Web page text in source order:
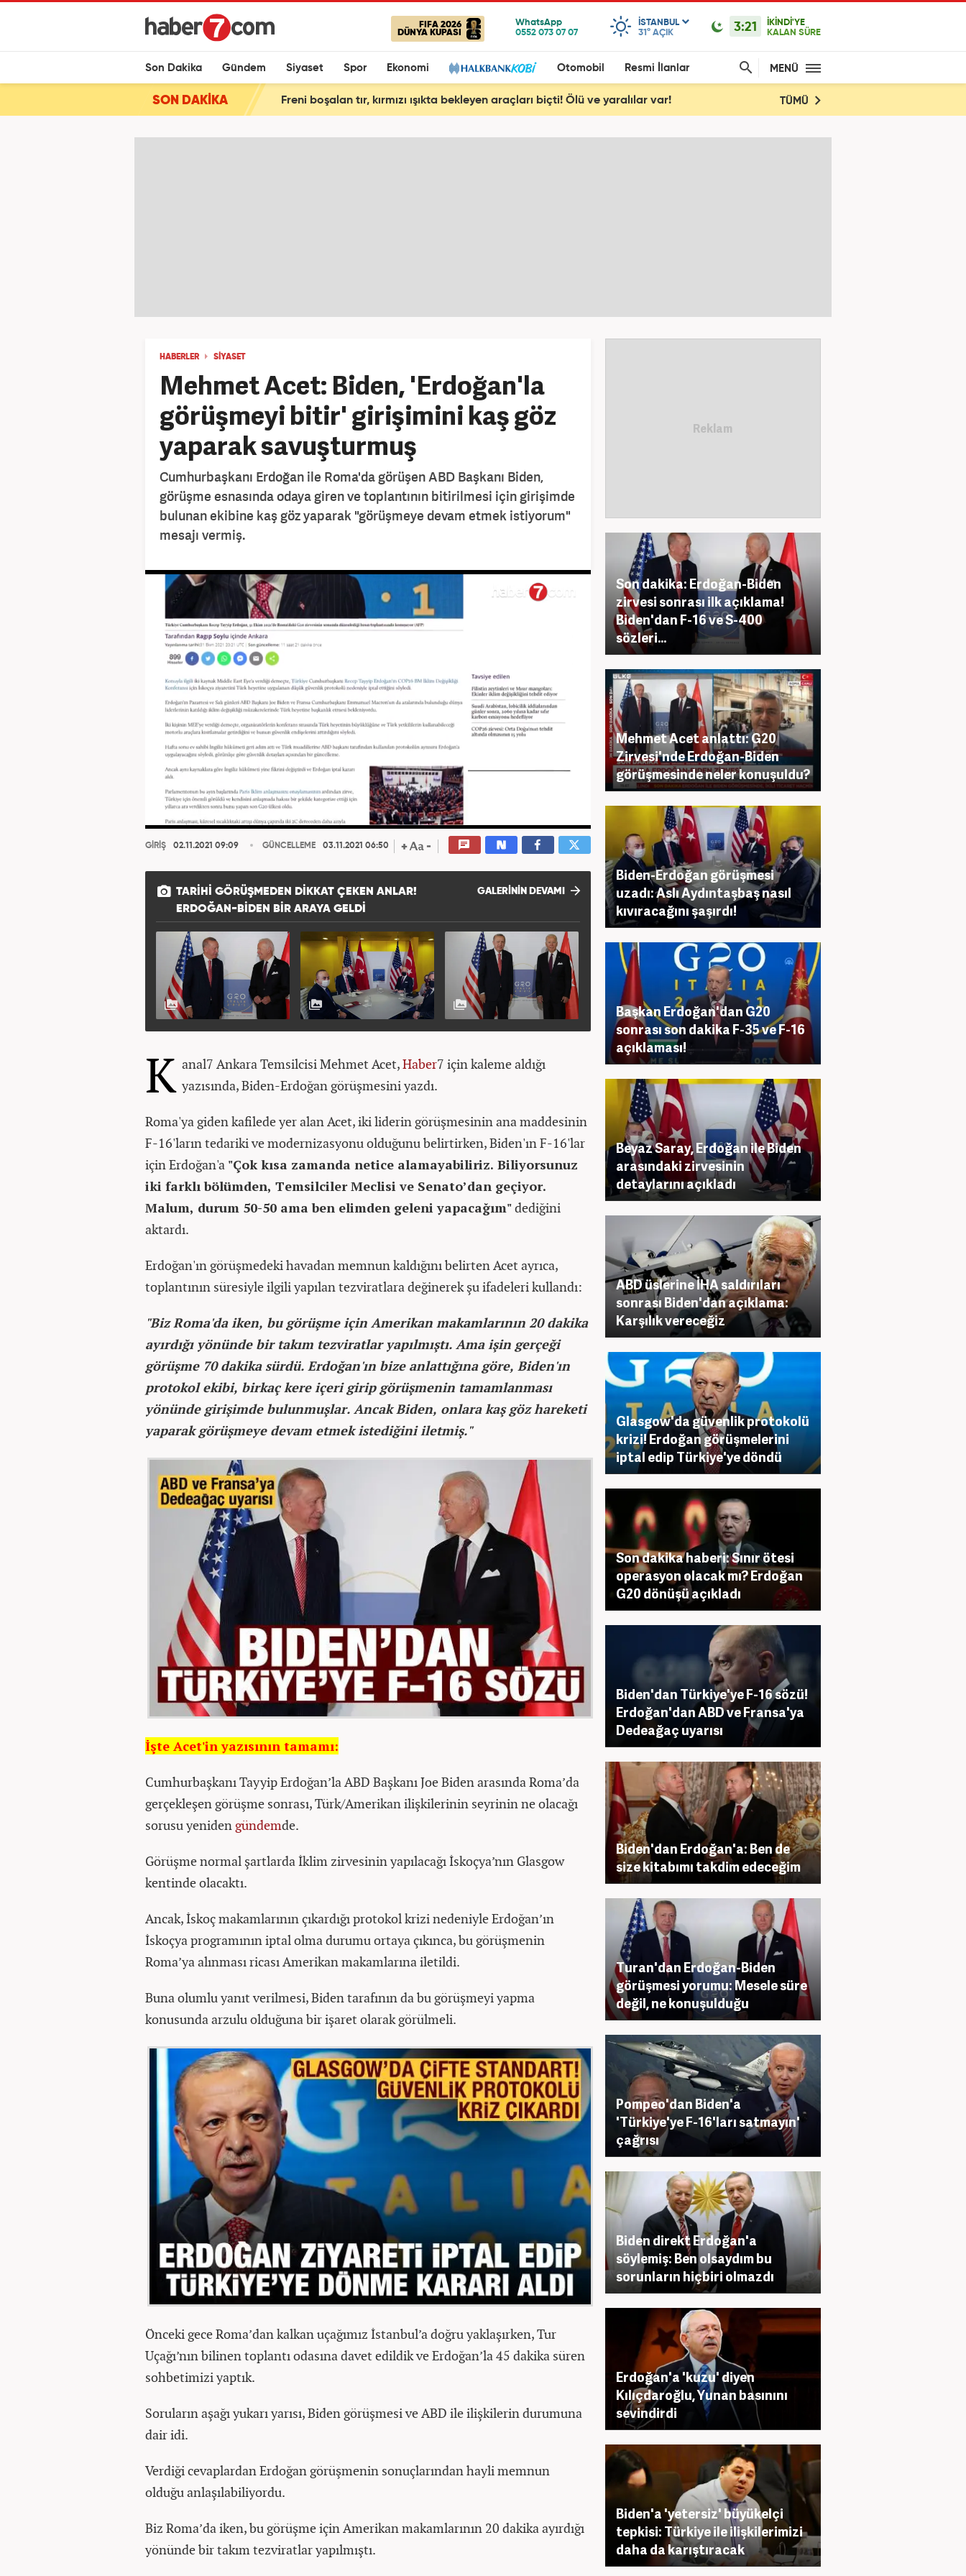
FIFA 2026
DÜNYA KUPASI
ISTANBUL
31° AÇIK 3:21
İKİNDİ'YE
KALAN SÜRE
Son Dakika Gündem Siyaset Spor Ekonomi Otomobil Resmi İlanlar MENÜ
SON DAKİKA Freni boşalan tır, kırmızı ışıkta bekleyen araçları biçti! Ölü ve yaralılar var! TÜMÜ
HABERLER SİYASET
Mehmet Acet: Biden, 'Erdoğan'la
görüşmeyi bitir' girişimini kaş göz
yaparak savuşturmuş
Cumhurbaşkanı Erdoğan ile Roma'da görüşen ABD Başkanı Biden,
görüşme esnasında odaya giren ve toplantının bitirilmesi için girişimde
bulunan ekibine kaş göz yaparak "görüşmeye devam etmek istiyorum"
mesajı vermiş.
GİRİŞ 02.11.2021 09:09 GÜNCELLEME 03.11.2021 06:50
TARIHI GÖRÜŞMEDEN DIKKAT ÇEKEN ANLAR!
ERDOĞAN-BIDEN BIR ARAYA GELDI
GALERİNİN DEVAMI
K anal7 Ankara Temsilcisi Mehmet Acet,Haber7 için kaleme aldığı
yazısında, Biden-Erdoğan görüşmesini yazdı.
Roma'ya giden kafilede yer alan Acet, iki liderin görüşmesinin ana maddesinin
F-16'ların tedariki ve modernizasyonu olduğunu belirtirken, Biden'ın F-16'lar
için Erdoğan'a "Çok kısa zamanda netice alamayabiliriz. Biliyorsunuz
iki farklı bölümden, Temsilciler Meclisi ve Senato’dan geçiyor.
Malum, durum 50-50 ama ben elimden geleni yapacağım"dediğini
aktardı.
Erdoğan'ın görüşmedeki havadan memnun kaldığını belirten Acet ayrıca,
toplantının süresiyle ilgili yapılan tezviratlara değinerek şu ifadeleri kullandı:
"Biz Roma'da iken, bu görüşme için Amerikan makamlarının 20 dakika
ayırdığı yönünde bir takım tezviratlar yapılmıştı. Ama işin gerçeği
görüşme 70 dakika sürdü. Erdoğan'ın bize anlattığına göre, Biden'ın
protokol ekibi, birkaç kere içeri girip görüşmenin tamamlanması
yönünde girişimde bulunmuşlar. Ancak Biden, onlara kaş göz hareketi
yaparak görüşmeye devam etmek istediğini iletmiş."
İşte Acet'in yazısının tamamı:
Cumhurbaşkanı Tayyip Erdoğan’la ABD Başkanı Joe Biden arasında Roma’da
gerçekleşen görüşme sonrası, Türk/Amerikan ilişkilerinin seyrinin ne olacağı
sorusu yeniden gündemde.
Görüşme normal şartlarda İklim zirvesinin yapılacağı İskoçya’nın Glasgow
kentinde olacaktı.
Ancak, İskoç makamlarının çıkardığı protokol krizi nedeniyle Erdoğan’ın
İskoçya programının iptal olma durumu ortaya çıkınca, bu görüşmenin
Roma’ya alınması ricası Amerikan makamlarına iletildi.
Buna olumlu yanıt verilmesi, Biden tarafının da bu görüşmeyi yapma
konusunda arzulu olduğuna bir işaret olarak görülmeli.
Önceki gece Roma’dan kalkan uçağımız İstanbul’a doğru yaklaşırken, Tur
Uçağı’nın bilinen toplantı odasına davet edildik ve Erdoğan’la 45 dakika süren
sohbetimizi yaptık.
Soruların aşağı yukarı yarısı, Biden görüşmesi ve ABD ile ilişkilerin durumuna
dair idi.
Verdiği cevaplardan Erdoğan görüşmenin sonuçlarından hayli memnun
olduğu anlaşılabiliyordu.
Biz Roma’da iken, bu görüşme için Amerikan makamlarının 20 dakika ayırdığı
yönünde bir takım tezviratlar yapılmıştı.
Son dakika: Erdoğan-Biden
zirvesi sonrası ilk açıklama!
Biden'dan F-16 ve S-400
sözleri...
Mehmet Acet anlattı: G20
Zirvesi'nde Erdoğan-Biden
görüşmesinde neler konuşuldu?
Biden-Erdoğan görüşmesi
uzadı: Aslı Aydıntaşbaş nasıl
kıvıracağını şaşırdı!
Başkan Erdoğan'dan G20
sonrası son dakika F-35 ve F-16
açıklaması!
Beyaz Saray, Erdoğan ile Biden
arasındaki zirvesinin
detaylarını açıkladı
ABD üslerine İHA saldırıları
sonrası Biden'dan açıklama:
Karşılık vereceğiz
Glasgow'da güvenlik protokolü
krizi! Erdoğan görüşmelerini
iptal edip Türkiye'ye döndü
Son dakika haberi: Sınır ötesi
operasyon olacak mı? Erdoğan
G20 dönüşü açıkladı
Biden'dan Türkiye'ye F-16 sözü!
Erdoğan'dan ABD ve Fransa'ya
Dedeağaç uyarısı
Biden'dan Erdoğan'a: Ben de
size kitabımı takdim edeceğim
Turan'dan Erdoğan-Biden
görüşmesi yorumu: Mesele süre
değil, ne konuşulduğu
Pompeo'dan Biden'a
'Türkiye'ye F-16'ları satmayın'
çağrısı
Biden direkt Erdoğan'a
söylemiş: Ben olsaydım bu
sorunların hiçbiri olmazdı
Erdoğan'a 'kuzu' diyen
Kılıçdaroğlu, Yunan basınını
sevindirdi
Biden'a 'yetersiz' büyükelçi
tepkisi: Türkiye ile ilişkilerimizi
daha da karıştıracak